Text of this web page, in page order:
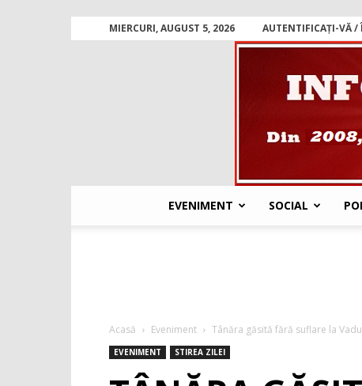
MIERCURI, AUGUST 5, 2026 AUTENTIFICAȚI-VĂ /
EVENIMENT SOCIAL
Acasă Eveniment Tânăra găsită fără suflare la
EVENIMENT STIREA ZILEI